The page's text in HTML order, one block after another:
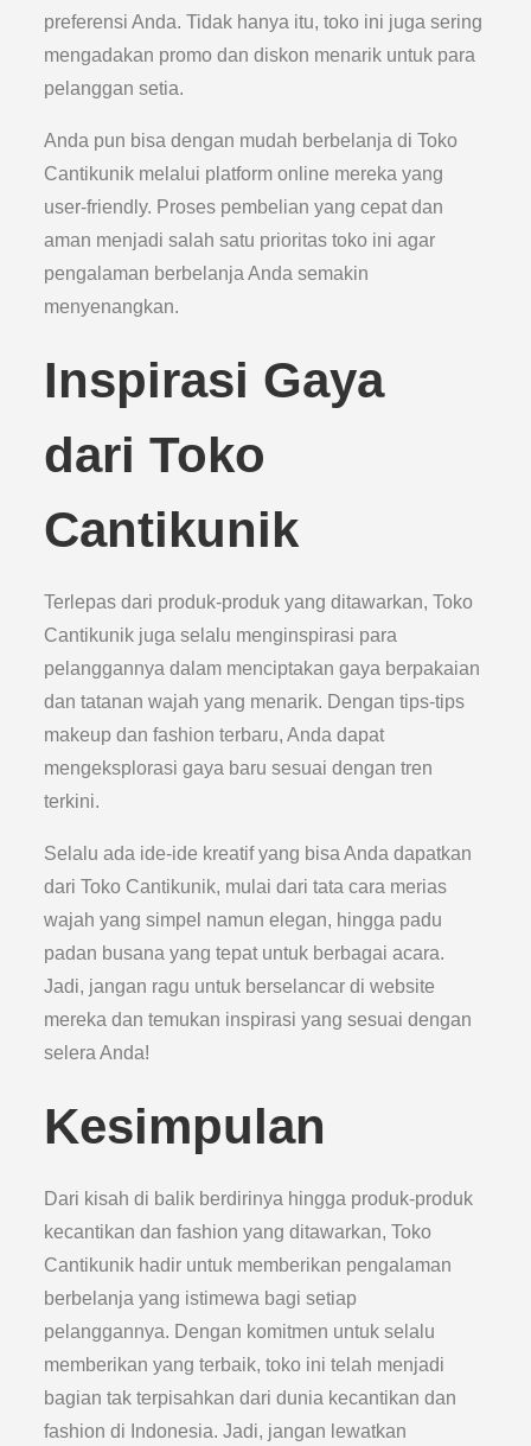
preferensi Anda. Tidak hanya itu, toko ini juga sering
mengadakan promo dan diskon menarik untuk para
pelanggan setia.
Anda pun bisa dengan mudah berbelanja di Toko
Cantikunik melalui platform online mereka yang
user-friendly. Proses pembelian yang cepat dan
aman menjadi salah satu prioritas toko ini agar
pengalaman berbelanja Anda semakin
menyenangkan.
Inspirasi Gaya
dari Toko
Cantikunik
Terlepas dari produk-produk yang ditawarkan, Toko
Cantikunik juga selalu menginspirasi para
pelanggannya dalam menciptakan gaya berpakaian
dan tatanan wajah yang menarik. Dengan tips-tips
makeup dan fashion terbaru, Anda dapat
mengeksplorasi gaya baru sesuai dengan tren
terkini.
Selalu ada ide-ide kreatif yang bisa Anda dapatkan
dari Toko Cantikunik, mulai dari tata cara merias
wajah yang simpel namun elegan, hingga padu
padan busana yang tepat untuk berbagai acara.
Jadi, jangan ragu untuk berselancar di website
mereka dan temukan inspirasi yang sesuai dengan
selera Anda!
Kesimpulan
Dari kisah di balik berdirinya hingga produk-produk
kecantikan dan fashion yang ditawarkan, Toko
Cantikunik hadir untuk memberikan pengalaman
berbelanja yang istimewa bagi setiap
pelanggannya. Dengan komitmen untuk selalu
memberikan yang terbaik, toko ini telah menjadi
bagian tak terpisahkan dari dunia kecantikan dan
fashion di Indonesia. Jadi, jangan lewatkan